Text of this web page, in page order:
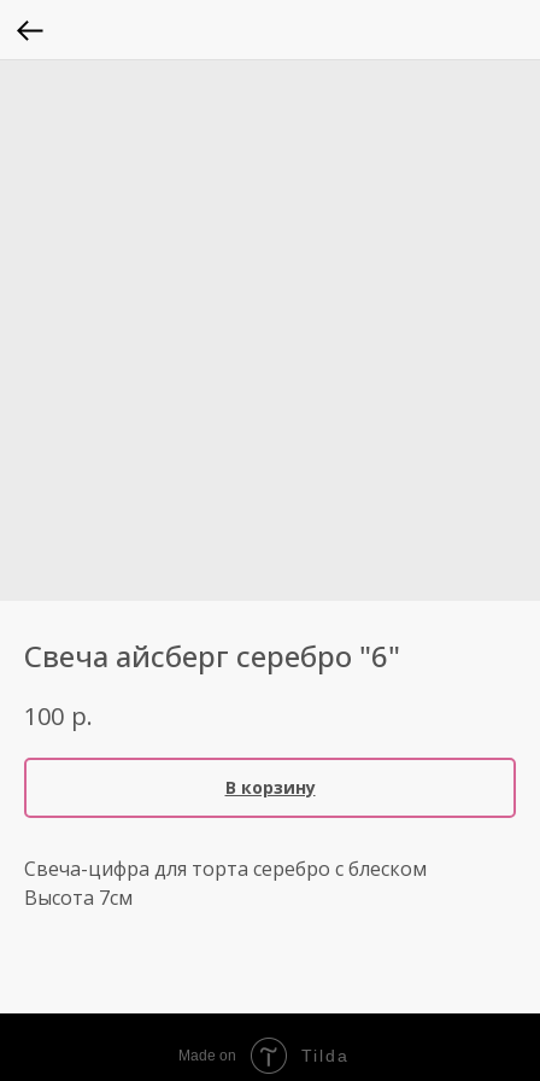
Свеча айсберг серебро "6"
100 р.
В корзину
Свеча-цифра для торта серебро с блеском
Высота 7см
Made on Tilda